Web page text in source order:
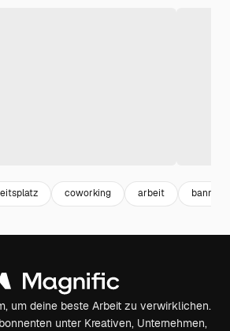
coworking arbeit banner
um deine beste Arbeit zu verwirklichen.
unter Kreativen, Unternehmen,